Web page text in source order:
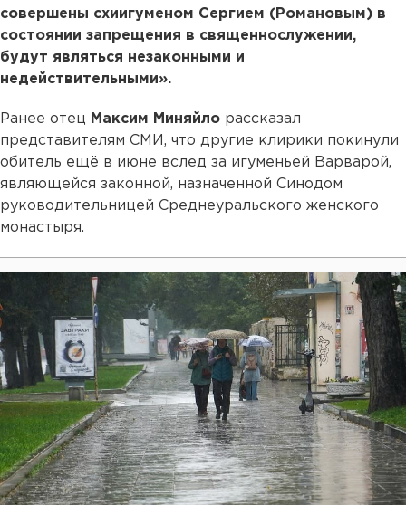
совершены схиигуменом Сергием (Романовым) в
состоянии запрещения в священнослужении,
будут являться незаконными и
недействительными».
Ранее отец Максим Миняйло рассказал
представителям СМИ, что другие клирики покинули
обитель ещё в июне вслед за игуменьей Варварой,
являющейся законной, назначенной Синодом
руководительницей Среднеуральского женского
монастыря.